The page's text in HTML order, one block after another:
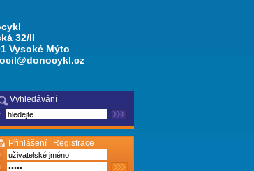
32/II
Vysoké Mýto
Vyhledávání
Přihlášení | Registrace